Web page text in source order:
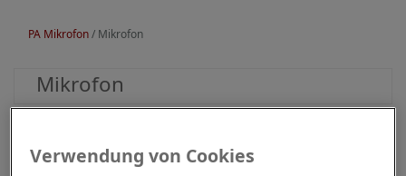
PA Mikrofon/ Mikrofon
Mikrofon
Verwendung von Cookies